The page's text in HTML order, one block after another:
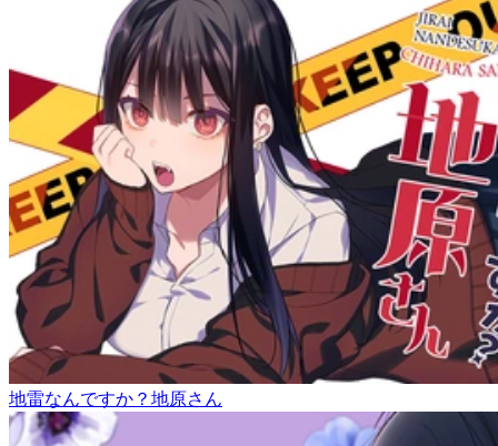
地雷なんですか？地原さん